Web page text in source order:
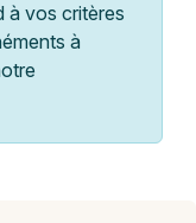
à vos critères
à